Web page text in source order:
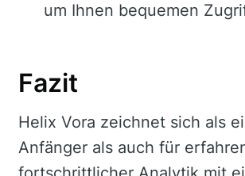
um Ihnen bequemen
Fazit
Helix Vora zeichnet sich als
Anfänger als auch für